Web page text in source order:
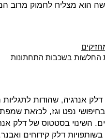
הוא מצליח לחמוק מרוב
החלשות בשכבות התחתונות
אנרגיה, שהודות לתגליות
נפט וגז, לכזאת
השינוי בסטטוס של דלק
דלק קידוחים